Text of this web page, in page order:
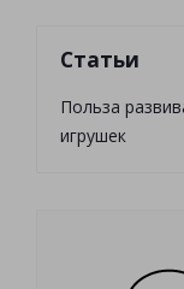
Статьи
Польза
игрушек